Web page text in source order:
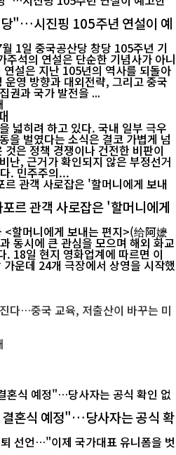
"…시진핑 105주년 연설이 예
1일 중국공산당 창당 105주년 기
주석의 연설은 단순한 기념사가 아니
설은 지난 105년의 역사를 되돌아
영 방향과 대외전략, 그리고 중국
권과 국가 발전을 ...
넓히려 하고 있다. 국내 일부 극우
을 벌였다는 소식은 결코 가볍게 넘
은 정책 경쟁이나 건전한 비판이
난, 근거가 확인되지 않은 부정선거
. 민주주의...
르 관객 사로잡은 '할머니에게
할머니에게 보내는 편지>(给阿嬷
동시에 큰 관심을 모으며 해외 화교
이
운데 24개 극장에서 상영을 시작했
혼식 예정"…당사자는 공식 확